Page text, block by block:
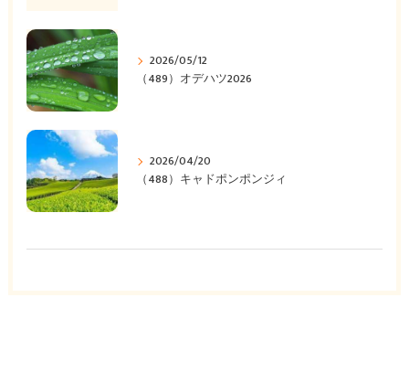
2026/05/12
（489）オデハツ2026
2026/04/20
（488）キャドポンポンジィ